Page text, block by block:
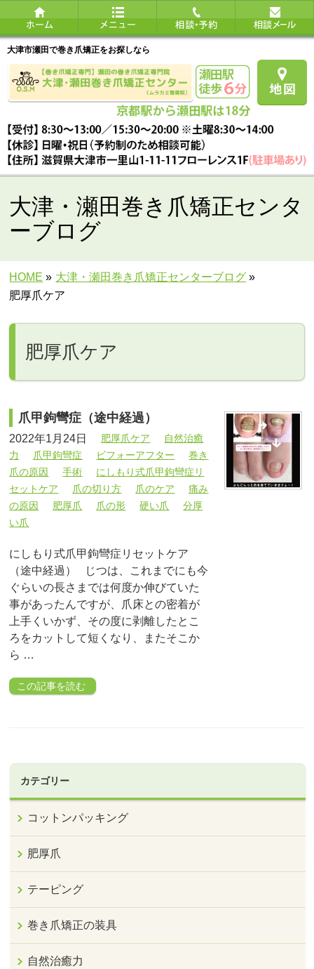
大津市瀬田で巻き爪矯正をお探しなら
大津・瀬田巻き爪矯正センタ
ーブログ
HOME » 大津・瀬田巻き爪矯正センターブログ »
肥厚爪ケア
肥厚爪ケア
爪甲鉤彎症（途中経過）
2022年1月24日 肥厚爪ケア
自然治癒
力
爪甲鉤彎症 ビフォーアフター
巻き
爪の原因
手術
にしもり式爪甲鉤彎症リ
セットケア
爪の切り方 爪のケア
痛み
の原因
肥厚爪 爪の形 硬い爪
分厚
い爪
にしもり式爪甲鉤彎症リセットケア
（途中経過） じつは、これまでにも今
ぐらいの長さまでは何度か伸びていた
事があったんですが、爪床との密着が
上手くいかず、その度に剥離したとこ
ろをカットして短くなり、またそこか
ら …
この記事を読む
カテゴリー
コットンパッキング
肥厚爪
テーピング
巻き爪矯正の装具
自然治癒力